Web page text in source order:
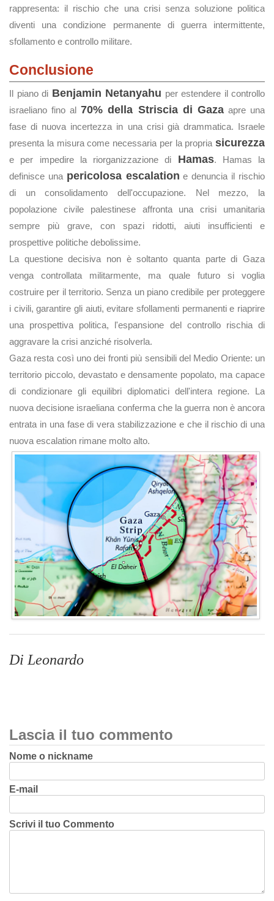
rappresenta: il rischio che una crisi senza soluzione politica
diventi una condizione permanente di guerra intermittente,
sfollamento e controllo militare.
Conclusione
Il piano di Benjamin Netanyahu per estendere il controllo
israeliano fino al70% della Striscia di Gazaapre una
fase di nuova incertezza in una crisi già drammatica. Israele
presenta la misura come necessaria per la propria sicurezza
e per impedire la riorganizzazione di Hamas. Hamas la
definisce una pericolosa escalation e denuncia il rischio
di un consolidamento dell'occupazione. Nel mezzo, la
popolazione civile palestinese affronta una crisi umanitaria
sempre più grave, con spazi ridotti, aiuti insufficienti e
prospettive politiche debolissime.
La questione decisiva non è soltanto quanta parte di Gaza
venga controllata militarmente, ma quale futuro si voglia
costruire per il territorio. Senza un piano credibile per proteggere
i civili, garantire gli aiuti, evitare sfollamenti permanenti e riaprire
una prospettiva politica, l'espansione del controllo rischia di
aggravare la crisi anziché risolverla.
Gaza resta così uno dei fronti più sensibili del Medio Oriente: un
territorio piccolo, devastato e densamente popolato, ma capace
di condizionare gli equilibri diplomatici dell'intera regione. La
nuova decisione israeliana conferma che la guerra non è ancora
entrata in una fase di vera stabilizzazione e che il rischio di una
nuova escalation rimane molto alto.
Di Leonardo
Lascia il tuo commento
Nome o nickname
E-mail
Scrivi il tuo Commento